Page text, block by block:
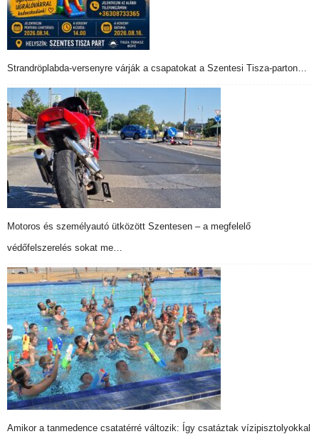
Strandröplabda-versenyre várják a csapatokat a Szentesi Tisza-parton…
Motoros és személyautó ütközött Szentesen – a megfelelő
védőfelszerelés sokat me…
Amikor a tanmedence csatatérré változik: Így csatáztak vízipisztolyokkal